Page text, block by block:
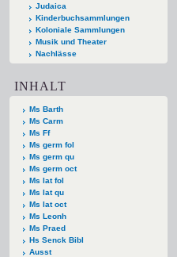
Judaica
Kinderbuchsammlungen
Koloniale Sammlungen
Musik und Theater
Nachlässe
INHALT
Ms Barth
Ms Carm
Ms Ff
Ms germ fol
Ms germ qu
Ms germ oct
Ms lat fol
Ms lat qu
Ms lat oct
Ms Leonh
Ms Praed
Hs Senck Bibl
Ausst